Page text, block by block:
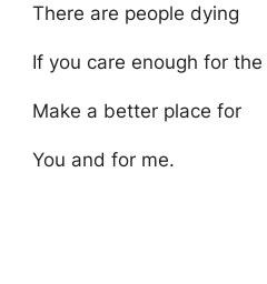
There are people dying
If you care enough for the
Make a better place for
You and for me.